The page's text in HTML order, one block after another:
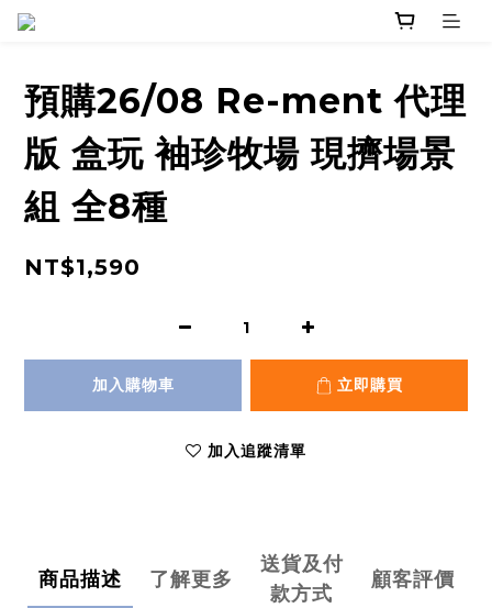
預購26/08 Re-ment 代理
版 盒玩 袖珍牧場 現擠場景
組 全8種
NT$1,590
加入購物車 立即購買
加入追蹤清單
商品描述 了解更多
送貨及付
款方式
顧客評價